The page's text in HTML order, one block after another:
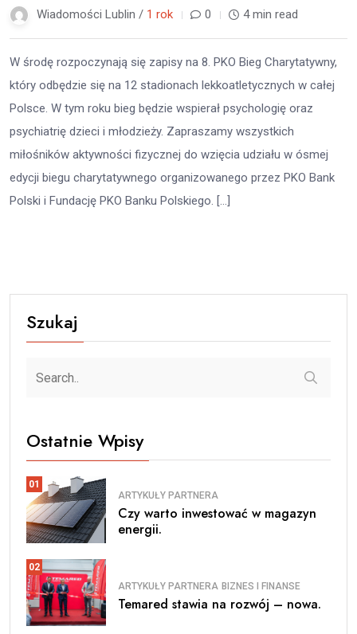
Wiadomości Lublin / 1 rok 0 4 min read
W środę rozpoczynają się zapisy na 8. PKO Bieg Charytatywny,
który odbędzie się na 12 stadionach lekkoatletycznych w całej
Polsce. W tym roku bieg będzie wspierał psychologię oraz
psychiatrię dzieci i młodzieży. Zapraszamy wszystkich
miłośników aktywności fizycznej do wzięcia udziału w ósmej
edycji biegu charytatywnego organizowanego przez PKO Bank
Polski i Fundację PKO Banku Polskiego. […]
Szukaj
Ostatnie Wpisy
01
ARTYKUŁY PARTNERA
Czy warto inwestować w magazyn
energii.
02
ARTYKUŁY PARTNERA BIZNES I FINANSE
Temared stawia na rozwój – nowa.